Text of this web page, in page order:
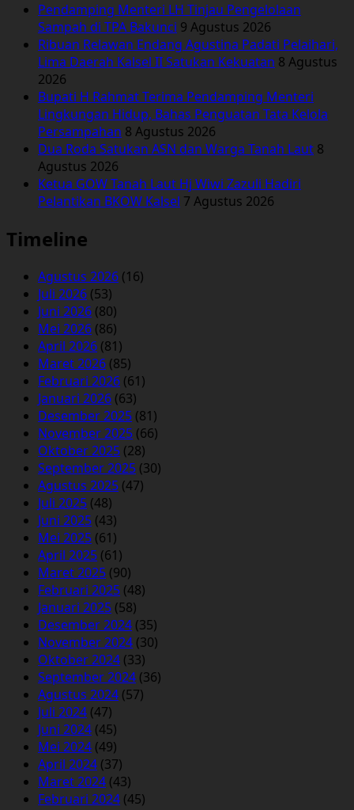
Pendamping Menteri LH Tinjau Pengelolaan
Sampah di TPA Bakunci 9 Agustus 2026
Ribuan Relawan Endang Agustina Padati Pelaihari,
Lima Daerah Kalsel II Satukan Kekuatan 8 Agustus
2026
Bupati H Rahmat Terima Pendamping Menteri
Lingkungan Hidup, Bahas Penguatan Tata Kelola
Persampahan 8 Agustus 2026
Dua Roda Satukan ASN dan Warga Tanah Laut 8
Agustus 2026
Ketua GOW Tanah Laut Hj Wiwi Zazuli Hadiri
Pelantikan BKOW Kalsel 7 Agustus 2026
Timeline
Agustus 2026 (16)
Juli 2026 (53)
Juni 2026 (80)
Mei 2026 (86)
April 2026 (81)
Maret 2026 (85)
Februari 2026 (61)
Januari 2026 (63)
Desember 2025 (81)
November 2025 (66)
Oktober 2025 (28)
September 2025 (30)
Agustus 2025 (47)
Juli 2025 (48)
Juni 2025 (43)
Mei 2025 (61)
April 2025 (61)
Maret 2025 (90)
Februari 2025 (48)
Januari 2025 (58)
Desember 2024 (35)
November 2024 (30)
Oktober 2024 (33)
September 2024 (36)
Agustus 2024 (57)
Juli 2024 (47)
Juni 2024 (45)
Mei 2024 (49)
April 2024 (37)
Maret 2024 (43)
Februari 2024 (45)